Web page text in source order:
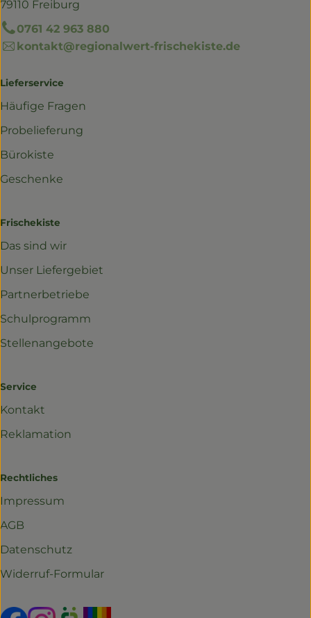
79110 Freiburg
0761 42 963 880
kontakt@regionalwert-frischekiste.de
Lieferservice
Häufige Fragen
Probelieferung
Bürokiste
Geschenke
Frischekiste
Das sind wir
Unser Liefergebiet
Partnerbetriebe
Schulprogramm
Stellenangebote
Service
Kontakt
Reklamation
Rechtliches
Impressum
AGB
Datenschutz
Widerruf-Formular
Externer Link zu https://www.facebook.com/
Externer Link zu https://